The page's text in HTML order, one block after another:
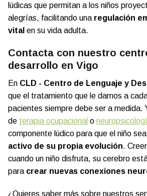
lúdicas que permitan a los niños
alegrías, facilitando una regulación
vital en su vida adulta.
Contacta con nuestro
desarrollo en Vigo
En CLD - Centro de Lenguaje y
que el tratamiento que le damos a
pacientes siempre debe ser a medida.
de terapia ocupacional o
componente lúdico para que el niño sea
activo de su propia evolución.
cuando un niño disfruta, su cerebro
para crear nuevas conexiones
¿Quieres saber más sobre nuestros